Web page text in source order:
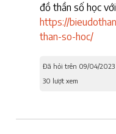
đồ thần số học
https://
than-so-hoc/
Đã hỏi trên 09/04/2023
30 lượt xem